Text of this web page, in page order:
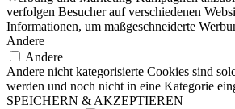
verfolgen Besucher auf verschiedenen
Informationen, um maßgeschneiderte
Andere
Andere
Andere nicht kategorisierte Cookies sind
werden und noch nicht in eine Kategorie
SPEICHERN & AKZEPTIEREN